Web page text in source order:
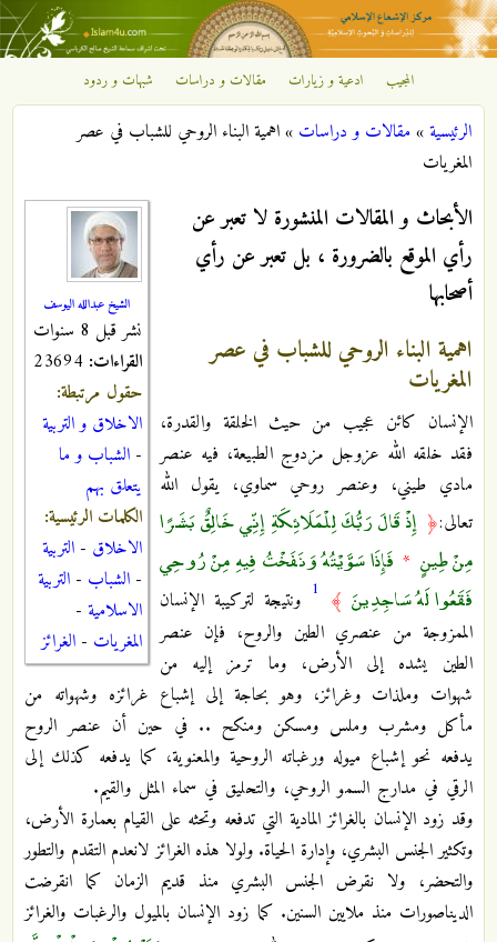
تجاوز إلى المحتوى الرئيسي
مركز
الإشعاع
الإسلامي
المجيب ادعية و زيارات مقالات و دراسات شبهات و ردود
أنت هنا
الرئيسية»مقالات و دراسات »اهمية البناء الروحي للشباب في عصر
المغريات
الشيخ عبدالله اليوسف
نشر قبل 8 سنوات
القراءات:
حقول مرتبطة:
الاخلاق و التربية
- الشباب و ما
يتعلق بهم
الكلمات الرئيسية:
الاخلاق - التربية
- الشباب - التربية
الاسلامية -
المغريات - الغرائز
الأبحاث و المقالات المنشورة لا تعبر عن
رأي الموقع بالضرورة ، بل تعبر عن رأي
أصحابها
اهمية البناء الروحي للشباب في عصر
المغريات
الإنسان كائن عجيب من حيث الخلقة والقدرة،
فقد خلقه الله عزوجل مزدوج الطبيعة، فيه عنصر
مادي طيني، وعنصر روحي سماوي، يقول الله
تعالى:﴿ إِذْ قَالَ رَبُّكَ لِلْمَلَائِكَةِ إِنِّي خَالِقٌ بَشَرًا
مِنْ طِينٍ * فَإِذَا سَوَّيْتُهُ وَنَفَخْتُ فِيهِ مِنْ رُوحِي
فَقَعُوا لَهُ سَاجِدِينَ﴾ 1 ونتيجة لتركيبة الإنسان
الممزوجة من عنصري الطين والروح، فإن عنصر
الطين يشده إلى الأرض، وما ترمز إليه من
شهوات وملذات وغرائز، وهو بحاجة إلى إشباع غرائزه وشهواته من
مأكل ومشرب وملس ومسكن ومنكح .. في حين أن عنصر الروح
يدفعه نحو إشباع ميوله ورغباته الروحية والمعنوية، كما يدفعه كذلك إلى
الرقي في مدارج السمو الروحي، والتحليق في سماء المثل والقيم.
وقد زود الإنسان بالغرائز المادية التي تدفعه وتحثه على القيام بعمارة الأرض،
وتكثير الجنس البشري، وإدارة الحياة. ولولا هذه الغرائز لانعدم التقدم والتطور
والتحضر، ولا نقرض الجنس البشري منذ قديم الزمان كما انقرضت
الديناصورات منذ ملايين السنين. كما زود الإنسان بالميول والرغبات والغرائز